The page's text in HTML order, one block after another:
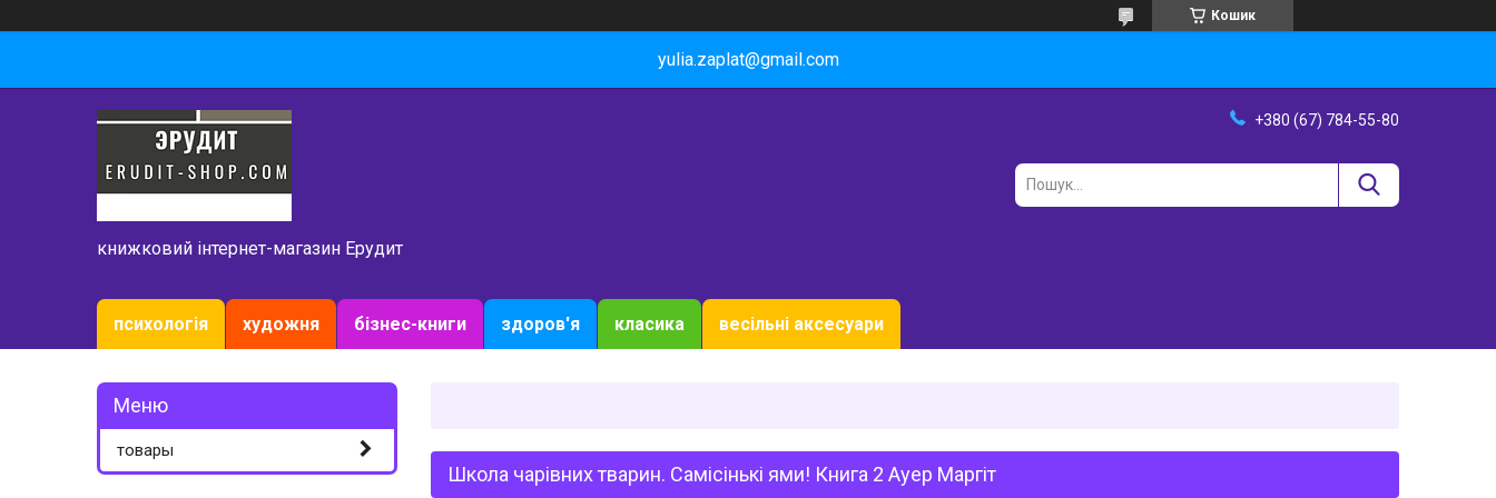
Кошик
yulia.zaplat@gmail.com
книжковий інтернет-магазин Ерудит
+380 (67) 784-55-80
психологія художня бізнес-книги здоров'я класика весільні аксесуари
Школа чарівних тварин. Самісінькі ями! Книга 2 Ауер Маргіт
товары